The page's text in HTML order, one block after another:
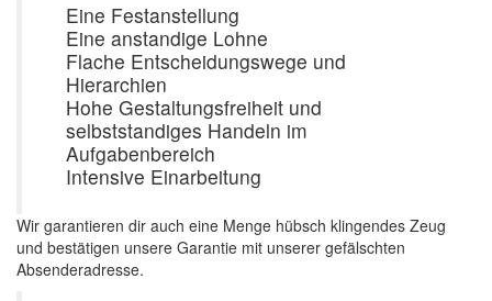
Eine Festanstellung
Eine anstandige Lohne
Flache Entscheidungswege und
Hierarchien
Hohe Gestaltungsfreiheit und
selbststandiges Handeln im
Aufgabenbereich
Intensive Einarbeitung
Wir garantieren dir auch eine Menge hübsch klingendes Zeug
und bestätigen unsere Garantie mit unserer gefälschten
Absenderadresse.